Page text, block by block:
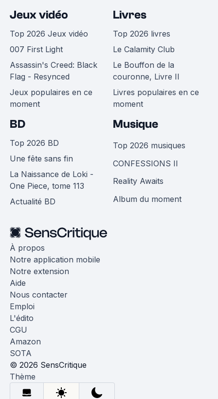
Jeux vidéo
Top 2026 Jeux vidéo
007 First Light
Assassin's Creed: Black
Flag - Resynced
Jeux populaires en ce
moment
Livres
Top 2026 livres
Le Calamity Club
Le Bouffon de la
couronne, Livre II
Livres populaires en ce
moment
BD
Top 2026 BD
Une fête sans fin
La Naissance de Loki -
One Piece, tome 113
Actualité BD
Musique
Top 2026 musiques
CONFESSIONS II
Reality Awaits
Album du moment
À propos
Notre application mobile
Notre extension
Aide
Nous contacter
Emploi
L'édito
CGU
Amazon
SOTA
© 2026 SensCritique
Thème